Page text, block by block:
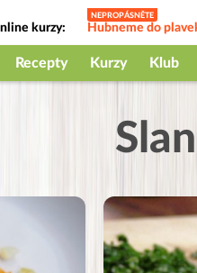
kurzy: Hubneme do
na babičky
Recepty Kurzy Klub